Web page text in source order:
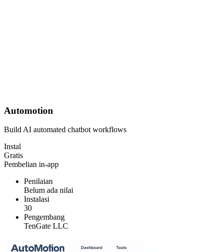
Automotion
Build AI automated chatbot workflows
Instal
Gratis
Pembelian in-app
Penilaian
Belum ada nilai
Instalasi
30
Pengembang
TenGate LLC